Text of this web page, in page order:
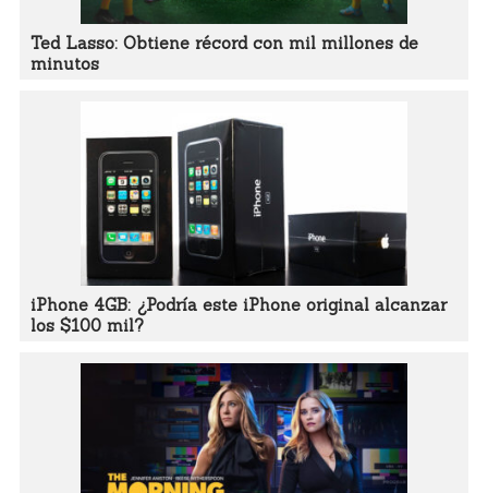
Ted Lasso: Obtiene récord con mil millones de
minutos
iPhone 4GB: ¿Podría este iPhone original alcanzar
los $100 mil?